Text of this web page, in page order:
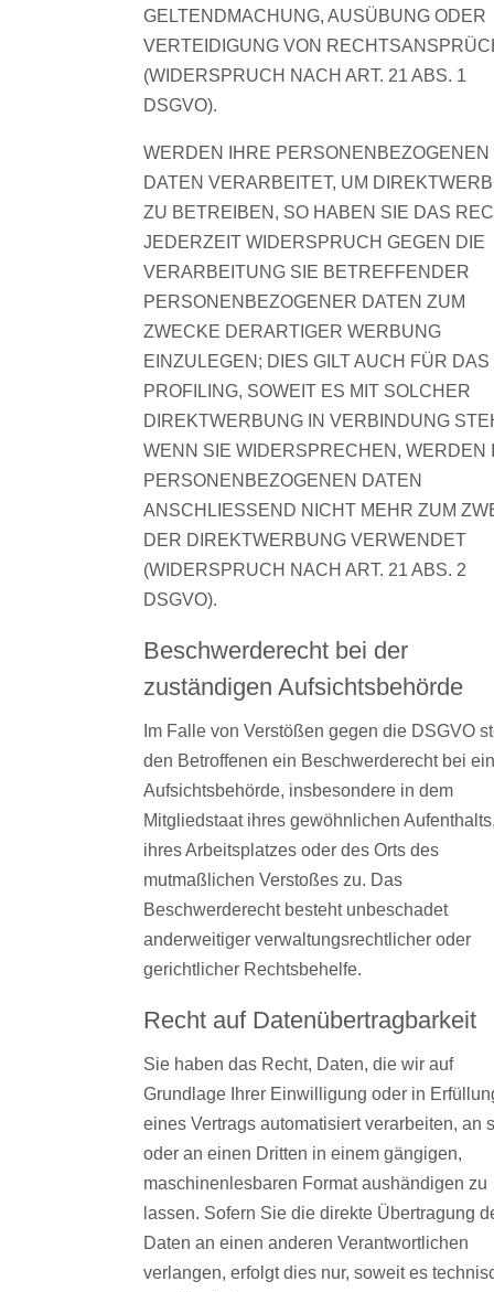
GELTENDMACHUNG, AUSÜBUNG ODER
VERTEIDIGUNG VON
(WIDERSPRUCH NACH ART. 21 ABS. 1
DSGVO).
WERDEN IHRE PERSONENBEZOGENEN
DATEN VERARBEITET, UM
ZU BETREIBEN, SO HABEN SIE DAS
JEDERZEIT WIDERSPRUCH GEGEN DIE
VERARBEITUNG SIE BETREFFENDER
PERSONENBEZOGENER DATEN ZUM
ZWECKE DERARTIGER WERBUNG
EINZULEGEN; DIES GILT AUCH FÜR DAS
PROFILING, SOWEIT ES MIT SOLCHER
DIREKTWERBUNG IN VERBINDUNG
WENN SIE WIDERSPRECHEN, WERDEN
PERSONENBEZOGENEN DATEN
ANSCHLIESSEND NICHT MEHR ZUM
DER DIREKTWERBUNG VERWENDET
(WIDERSPRUCH NACH ART. 21 ABS. 2
DSGVO).
Beschwerde­recht bei der
zuständigen Aufsichts­behörde
Im Falle von Verstößen gegen die DSGVO
den Betroffenen ein Beschwerderecht bei
Aufsichtsbehörde, insbesondere in dem
Mitgliedstaat ihres gewöhnlichen
ihres Arbeitsplatzes oder des Orts des
mutmaßlichen Verstoßes zu. Das
Beschwerderecht besteht unbeschadet
anderweitiger verwaltungsrechtlicher oder
gerichtlicher Rechtsbehelfe.
Recht auf Daten­übertrag­barkeit
Sie haben das Recht, Daten, die wir auf
Grundlage Ihrer Einwilligung oder in
eines Vertrags automatisiert verarbeiten, an
oder an einen Dritten in einem gängigen,
maschinenlesbaren Format aushändigen zu
lassen. Sofern Sie die direkte Übertragung
Daten an einen anderen Verantwortlichen
verlangen, erfolgt dies nur, soweit es